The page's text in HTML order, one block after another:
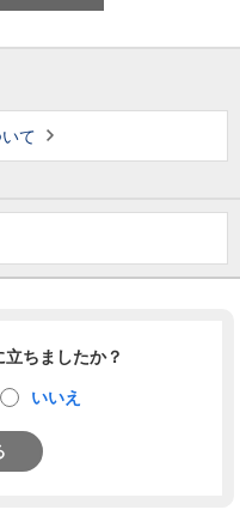
て
ちましたか？
いいえ